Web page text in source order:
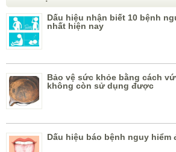
Dấu hiệu nhận biết 10 bệnh
nhất hiện nay
Bảo vệ sức khỏe bằng cách
không còn sử dụng được
Dấu hiệu báo bệnh nguy hiểm